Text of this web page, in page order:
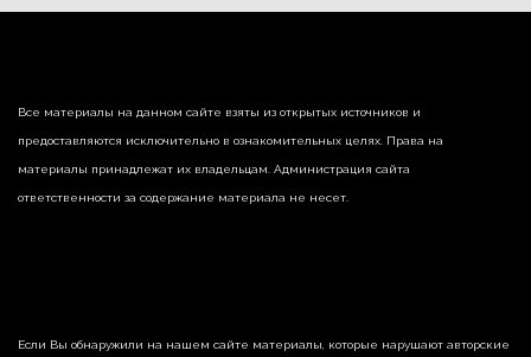
Все материалы на данном сайте взяты из открытых источников и
предоставляются исключительно в ознакомительных целях. Права на
материалы принадлежат их владельцам. Администрация сайта
ответственности за содержание материала не несет.
Если Вы обнаружили на нашем сайте материалы, которые нарушают авторские